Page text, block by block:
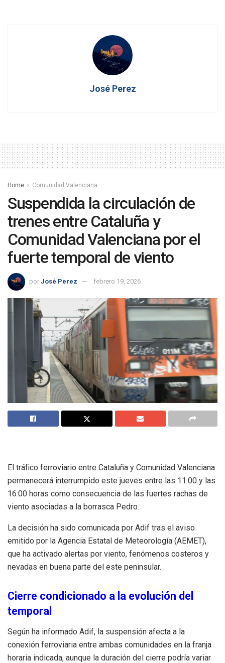
José Perez
Home Comunidad Valenciana
Suspendida la circulación de
trenes entre Cataluña y
Comunidad Valenciana por el
fuerte temporal de viento
por José Perez febrero 19, 2026
El tráfico ferroviario entre Cataluña y Comunidad Valenciana
permanecerá interrumpido este jueves entre las 11:00 y las
16:00 horas como consecuencia de las fuertes rachas de
viento asociadas a la borrasca Pedro.
La decisión ha sido comunicada por Adif tras el aviso
emitido por la Agencia Estatal de Meteorología (AEMET),
que ha activado alertas por viento, fenómenos costeros y
nevadas en buena parte del este peninsular.
Cierre condicionado a la evolución del
temporal
Según ha informado Adif, la suspensión afecta a la
conexión ferroviaria entre ambas comunidades en la franja
horaria indicada, aunque la duración del cierre podría variar